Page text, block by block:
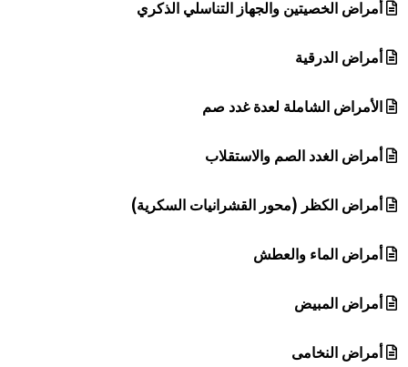
أمراض الخصيتين والجهاز التناسلي الذكري
أمراض الدرقية
الأمراض الشاملة لعدة غدد صم
أمراض الغدد الصم والاستقلاب
أمراض الكظر (محور القشرانيات السكرية)
أمراض الماء والعطش
أمراض المبيض
أمراض النخامى